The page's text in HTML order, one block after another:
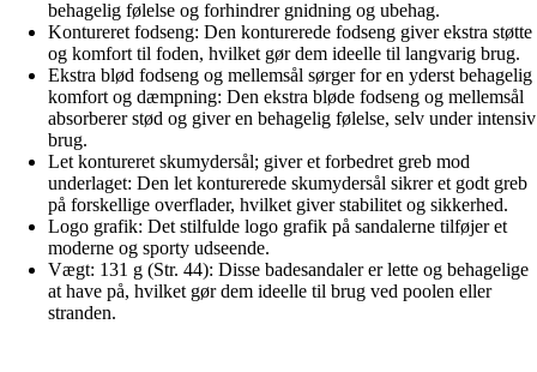
behagelig følelse og forhindrer gnidning og ubehag.
Kontureret fodseng: Den konturerede fodseng giver ekstra støtte
og komfort til foden, hvilket gør dem ideelle til langvarig brug.
Ekstra blød fodseng og mellemsål sørger for en yderst behagelig
komfort og dæmpning: Den ekstra bløde fodseng og mellemsål
absorberer stød og giver en behagelig følelse, selv under intensiv
brug.
Let kontureret skumydersål; giver et forbedret greb mod
underlaget: Den let konturerede skumydersål sikrer et godt greb
på forskellige overflader, hvilket giver stabilitet og sikkerhed.
Logo grafik: Det stilfulde logo grafik på sandalerne tilføjer et
moderne og sporty udseende.
Vægt: 131 g (Str. 44): Disse badesandaler er lette og behagelige
at have på, hvilket gør dem ideelle til brug ved poolen eller
stranden.